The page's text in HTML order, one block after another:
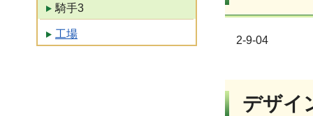
騎手3
工場
2-9-04
デザイ